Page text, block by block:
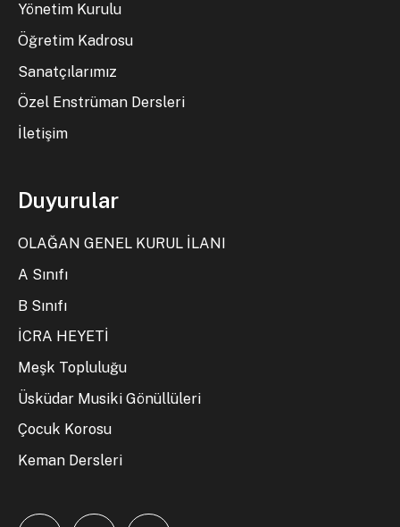
Yönetim Kurulu
Öğretim Kadrosu
Sanatçılarımız
Özel Enstrüman Dersleri
İletişim
Duyurular
OLAĞAN GENEL KURUL İLANI
A Sınıfı
B Sınıfı
İCRA HEYETİ
Meşk Topluluğu
Üsküdar Musiki Gönüllüleri
Çocuk Korosu
Keman Dersleri